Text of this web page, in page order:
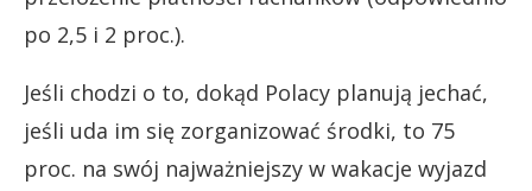
po 2,5 i 2 proc.).
Jeśli chodzi o to, dokąd Polacy planują jechać,
jeśli uda im się zorganizować środki, to 75
proc. na swój najważniejszy w wakacje wyjazd